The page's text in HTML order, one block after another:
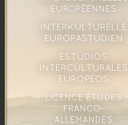
EUROPÉENNES
INTERKULTURELLE
EUROPASTUDIEN
ESTUDIOS
INTERCULTURALES
EUROPEOS
LICENCE ÉTUDES
FRANCO-
ALLEMANDES